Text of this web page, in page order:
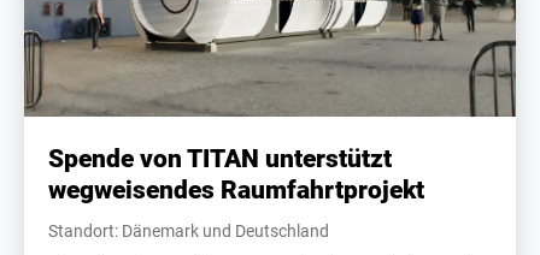
Spende von TITAN unterstützt
wegweisendes Raumfahrtprojekt
Standort: Dänemark und Deutschland